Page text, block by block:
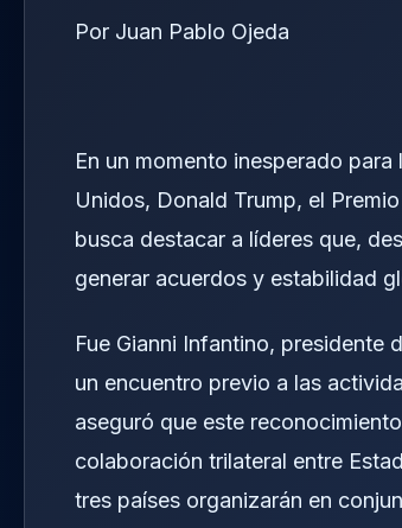
Por Juan Pablo Ojeda
En un momento inesperado
Unidos, Donald Trump, el
busca destacar a líderes que,
generar acuerdos y estabilidad
Fue Gianni Infantino, presidente
un encuentro previo a las
aseguró que este
colaboración trilateral entre
tres países organizarán en